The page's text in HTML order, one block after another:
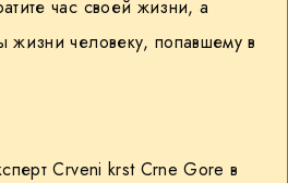
час своей жизни, а
жизни человеку, попавшему в
Crveni krst Crne Gore в